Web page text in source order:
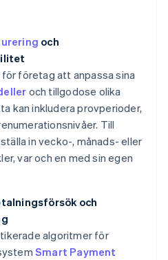
och
företag att anpassa sina
och tillgodose olika
kan inkludera provperioder,
Till
in vecko-, månads- eller
var och en med sin egen
och
algoritmer för
Smart Payment